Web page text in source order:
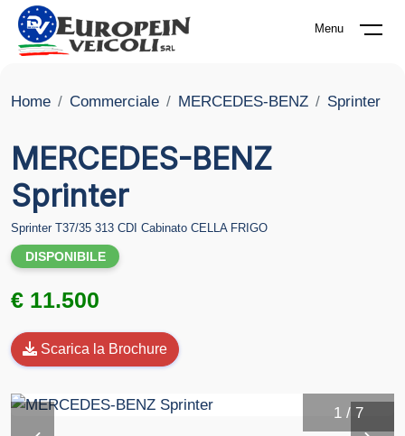
Menu
Home Commerciale MERCEDES-BENZ Sprinter
MERCEDES-BENZ
Sprinter
Sprinter T37/35 313 CDI Cabinato CELLA FRIGO
DISPONIBILE
€ 11.500
Scarica la Brochure
1 / 7